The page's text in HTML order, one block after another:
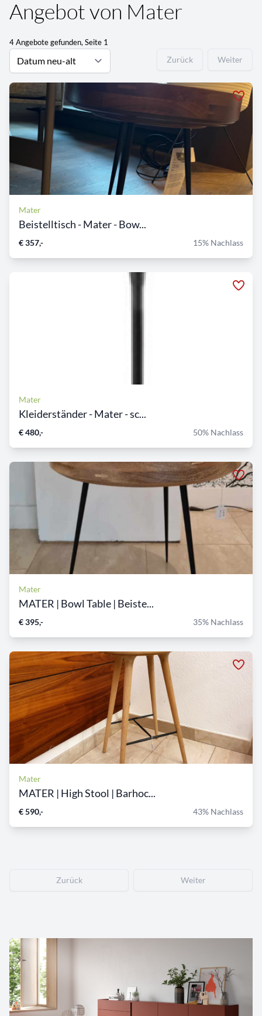
Angebot von Mater
4 Angebote gefunden, Seite 1
Zurück Weiter
Mater
Beistelltisch - Mater - Bow...
€ 357,- 15% Nachlass
Mater
Kleiderständer - Mater - sc...
€ 480,- 50% Nachlass
Mater
MATER | Bowl Table | Beiste...
€ 395,- 35% Nachlass
Mater
MATER | High Stool | Barhoc...
€ 590,- 43% Nachlass
Zurück Weiter